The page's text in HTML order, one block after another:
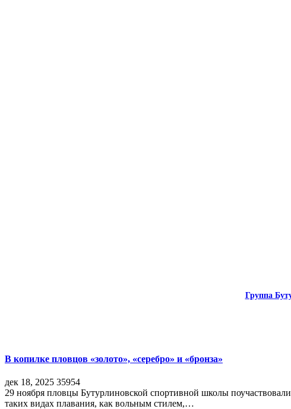
Группа
В копилке пловцов «золото», «серебро» и «бронза»
дек 18, 2025 35954
29 ноября пловцы Бутурлиновской спортивной школы
таких видах плавания, как вольным стилем,…